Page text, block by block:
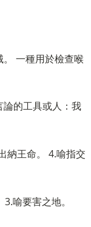
一種用於檢查喉
的工具或人：我
納王命。 4.喻指交
喻要害之地。